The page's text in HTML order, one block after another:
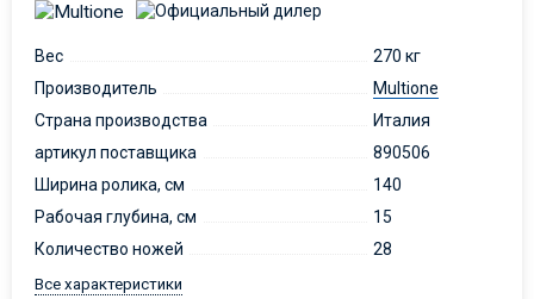
Вес
270 кг
Производитель
Multione
Страна производства
Италия
артикул поставщика
890506
Ширина ролика, см
140
Рабочая глубина, см
15
Количество ножей
28
Все характеристики